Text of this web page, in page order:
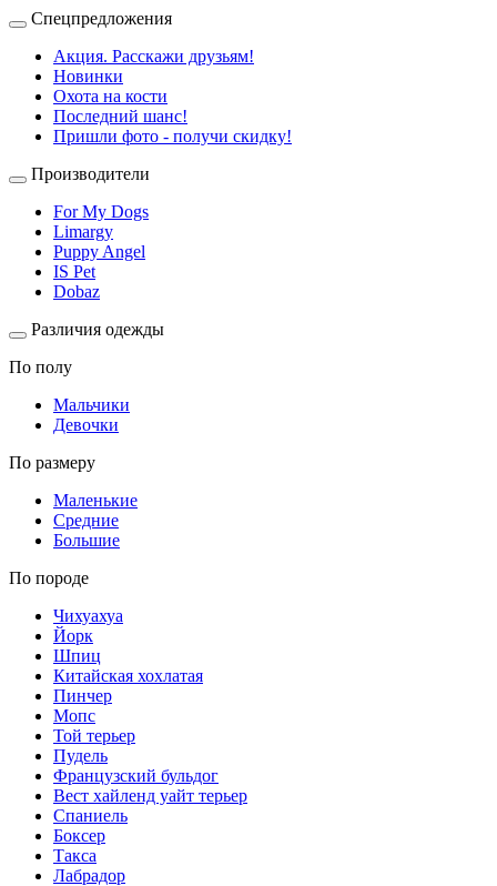
Спецпредложения
Акция. Расскажи друзьям!
Новинки
Охота на кости
Последний шанс!
Пришли фото - получи скидку!
Производители
For My Dogs
Limargy
Puppy Angel
IS Pet
Dobaz
Различия одежды
По полу
Мальчики
Девочки
По размеру
Маленькие
Средние
Большие
По породе
Чихуахуа
Йорк
Шпиц
Китайская хохлатая
Пинчер
Мопс
Той терьер
Пудель
Французский бульдог
Вест хайленд уайт терьер
Спаниель
Боксер
Такса
Лабрадор